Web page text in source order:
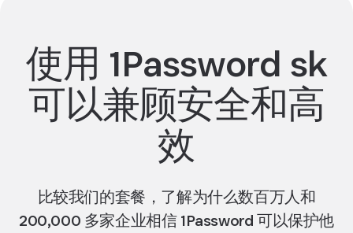
使用 1Password sk
可以兼顾安全和高
效
比较我们的套餐，了解为什么数百万人和
200,000 多家企业相信 1Password 可以保护他